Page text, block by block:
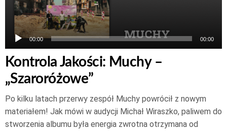
00:00 00:00
Kontrola Jakości: Muchy –
„Szaroróżowe”
Po kilku latach przerwy zespół Muchy powrócił z nowym
materiałem! Jak mówi w audycji Michał Wiraszko, paliwem do
stworzenia albumu była energia zwrotna otrzymana od